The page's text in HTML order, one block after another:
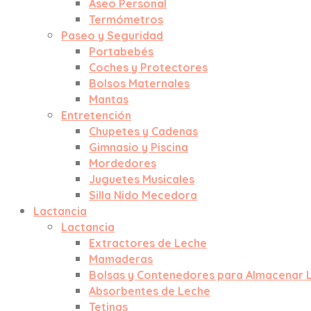
Aseo Personal
Termómetros
Paseo y Seguridad
Portabebés
Coches y Protectores
Bolsos Maternales
Mantas
Entretención
Chupetes y Cadenas
Gimnasio y Piscina
Mordedores
Juguetes Musicales
Silla Nido Mecedora
Lactancia
Lactancia
Extractores de Leche
Mamaderas
Bolsas y Contenedores para Almacenar
Absorbentes de Leche
Tetinas